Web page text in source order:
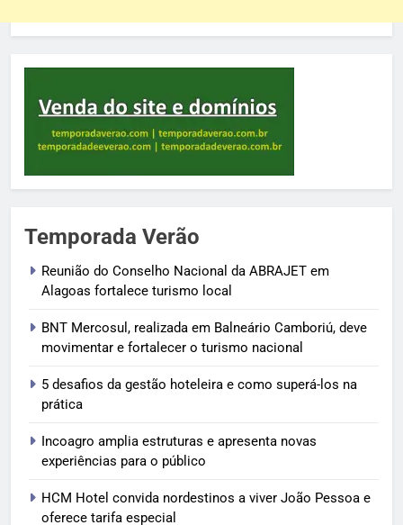
Temporada Verão
Reunião do Conselho Nacional da ABRAJET em
Alagoas fortalece turismo local
BNT Mercosul, realizada em Balneário Camboriú, deve
movimentar e fortalecer o turismo nacional
5 desafios da gestão hoteleira e como superá-los na
prática
Incoagro amplia estruturas e apresenta novas
experiências para o público
HCM Hotel convida nordestinos a viver João Pessoa e
oferece tarifa especial